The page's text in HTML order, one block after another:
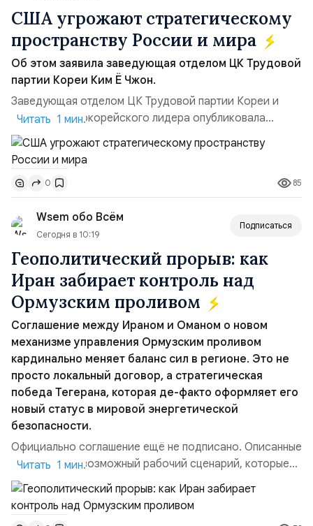
США угрожают стратегическому
пространству России и мира
Об этом заявила заведующая отделом ЦК Трудовой
партии Кореи Ким Ё Чжон.
Заведующая отделом ЦК Трудовой партии Кореи и
сестра северокорейского лидера опубликовала
заявление для прессы в ответ на проведение Токио
совместных с флотом США запусков крылатых ракет
Томагавк.«Япония отбросила обманчивую видимость
„исключительно оборонительной страны“ и выносит
вопрос о собственном ядерном вооружении на
всеобщее обозрение, одновреме...
Читать 1 мин.
0 85
Wsem обо Всём
Сегодня в 10:19
Подписаться
Геополитический прорыв: как
Иран забирает контроль над
Ормузским проливом
Соглашение между Ираном и Оманом о новом
механизме управления Ормузским проливом
кардинально меняет баланс сил в регионе. Это не
просто локальный договор, а стратегическая
победа Тегерана, которая де-факто оформляет его
новый статус в мировой энергетической
безопасности.
Официально соглашение ещё не подписано. Описанные
пункты — это возможный рабочий сценарий, которые
скорее всего будут реализованы.Разбираем ключевые
тезисы и последствия этого соглашения:. 1. Новые
доли контроля (75 на 25). Было: Ранее Иран и Оман
Читать 1 мин.